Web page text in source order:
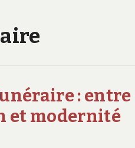
: entre
et modernité